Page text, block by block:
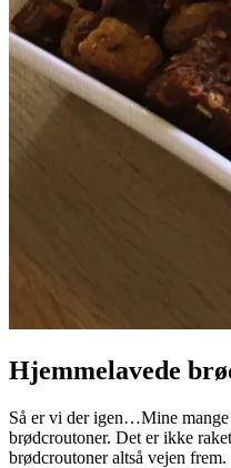
Hjemmelavede
Så er vi der igen…Mine
brødcroutoner. Det er ikke
brødcroutoner altså vejen frem.